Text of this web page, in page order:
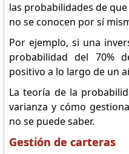
las probabilidades de
no se conocen por sí
Por ejemplo, si una
probabilidad del 70%
positivo a lo largo de un
La teoría de la
varianza y cómo
no se puede saber.
Gestión de carteras